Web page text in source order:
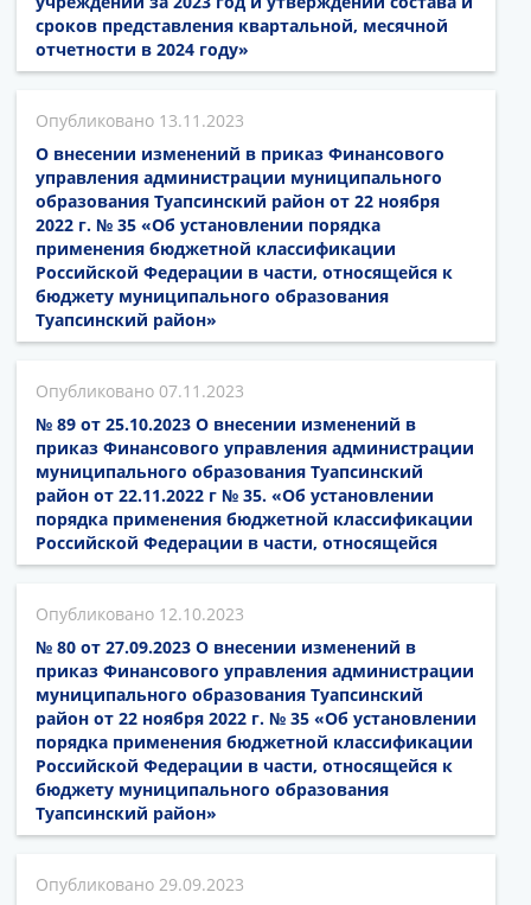
сроков представления квартальной, месячной
отчетности в 2024 году»
13.11.2023
О внесении изменений в приказ Финансового
управления администрации муниципального
образования Туапсинский район от 22 ноября
2022 г. № 35 «Об установлении порядка
применения бюджетной классификации
Российской Федерации в части, относящейся к
бюджету муниципального образования
Туапсинский район»
07.11.2023
№ 89 от 25.10.2023 О внесении изменений в
приказ Финансового управления администрации
муниципального образования Туапсинский
район от 22.11.2022 г № 35. «Об установлении
порядка применения бюджетной классификации
Российской Федерации в части, относящейся
12.10.2023
№ 80 от 27.09.2023 О внесении изменений в
приказ Финансового управления администрации
муниципального образования Туапсинский
район от 22 ноября 2022 г. № 35 «Об установлении
порядка применения бюджетной классификации
Российской Федерации в части, относящейся к
бюджету муниципального образования
Туапсинский район»
29.09.2023